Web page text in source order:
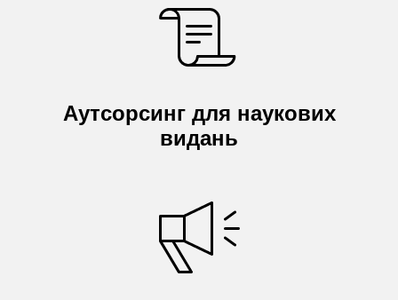
Аутсорсинг для наукових
видань